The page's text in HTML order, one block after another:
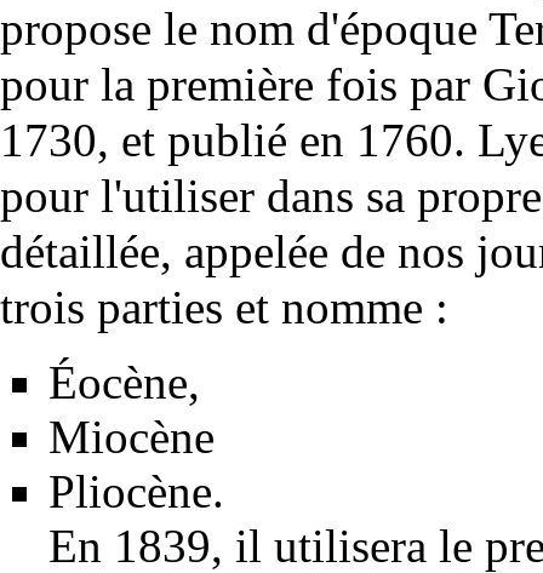
propose le nom d'époque
pour la première fois par
1730, et publié en 1760.
pour l'utiliser dans sa
détaillée, appelée de nos
trois parties et nomme :
Éocène,
Miocène
Pliocène.
En 1839, il utilisera le